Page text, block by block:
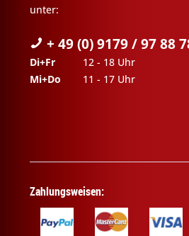
unter:
+ 49 (0) 9179 / 97 88
Di+Fr
12 - 18 Uhr
Mi+Do
11 - 17 Uhr
Zahlungsweisen: